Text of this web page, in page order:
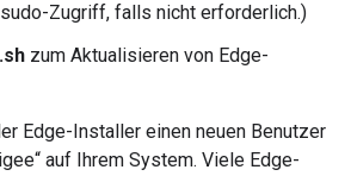
Zugriff, falls nicht erforderlich.)
zum Aktualisieren von Edge-
Edge-Installer einen neuen Benutzer
auf Ihrem System. Viele Edge-